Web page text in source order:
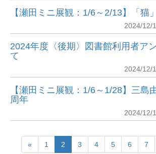
【瀬田ミニ展観：1/6～2/13】「猫
2024/12/
2024年度〈後期〉図書館利用者ア
て
2024/12/
【瀬田ミニ展観：1/6～1/28】三島
周年
2024/12/
« 1 2 3 4 5 6 7